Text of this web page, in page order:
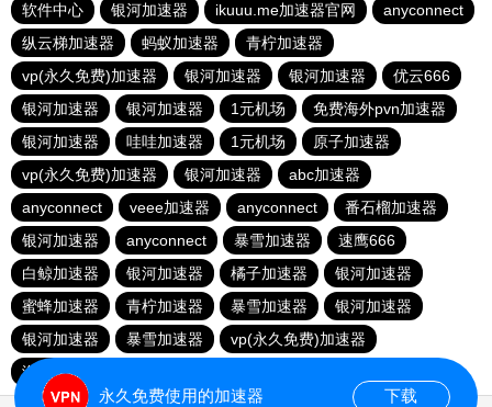
软件中心
银河加速器 ikuuu.me加速器官网
anyconnect
纵云梯加速器
蚂蚁加速器
青柠加速器
vp(永久免费)加速器
银河加速器 银河加速器
优云666
银河加速器
银河加速器 1元机场
免费海外pvn加速器
银河加速器
哇哇加速器 1元机场
原子加速器
vp(永久免费)加速器
银河加速器
abc加速器
anyconnect
veee加速器 anyconnect
番石榴加速器
银河加速器
anyconnect 暴雪加速器
速鹰666
白鲸加速器
银河加速器 橘子加速器
银河加速器
蜜蜂加速器
青柠加速器 暴雪加速器
银河加速器
银河加速器
暴雪加速器
vp(永久免费)加速器
海外梯子官网
永久免费使用的加速器 下载